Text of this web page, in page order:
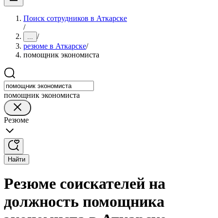
Поиск сотрудников в Аткарске
/
... /
резюме в Аткарске/
помощник экономиста
помощник экономиста
Резюме
Найти
Резюме соискателей на
должность помощника